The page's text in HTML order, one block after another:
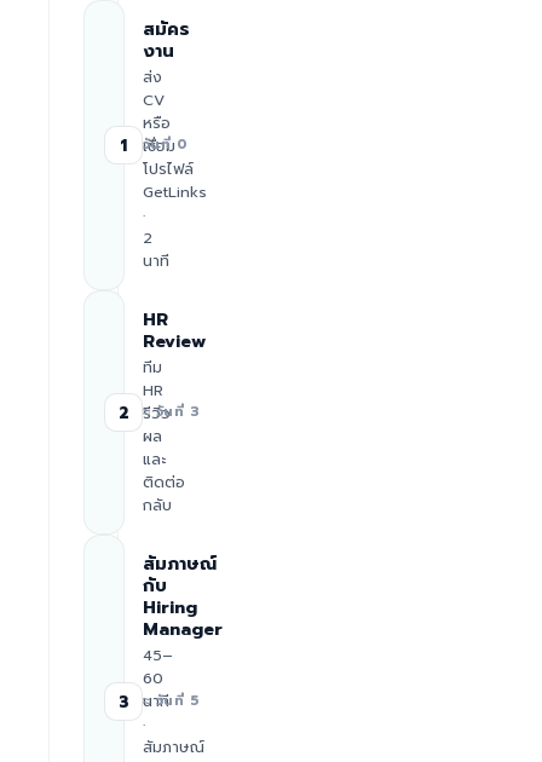
1
สมัคร
งาน
ส่ง
CV
หรือ
เชื่อม
โปรไฟล์
GetLinks
·
2
นาที
วันที่ 0
2
HR
Review
ทีม
HR
รีวิว
ผล
และ
ติดต่อ
กลับ
≈ วันที่ 3
3
สัมภาษณ์
กับ
Hiring
Manager
45–
60
นาที
·
สัมภาษณ์
≈ วันที่ 5